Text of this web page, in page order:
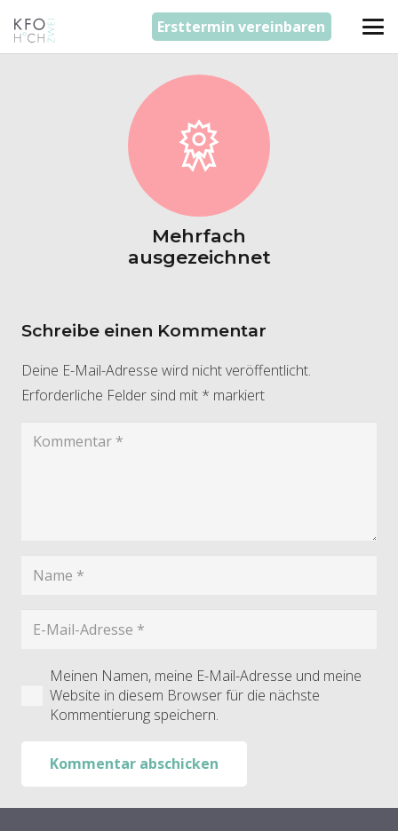
Ersttermin vereinbaren
Mehrfach
ausgezeichnet
Schreibe einen Kommentar
Deine E-Mail-Adresse wird nicht veröffentlicht.
Erforderliche Felder sind mit * markiert
Meinen Namen, meine E-Mail-Adresse und meine
Website in diesem Browser für die nächste
Kommentierung speichern.
Kommentar abschicken